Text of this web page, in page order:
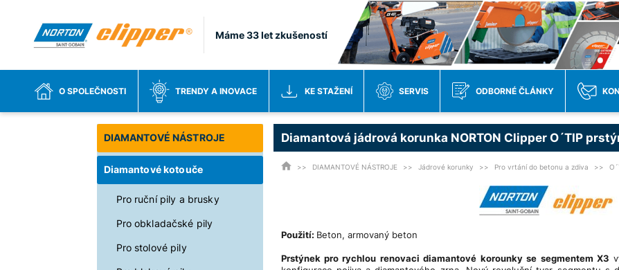
Máme 33 let zkušeností
O SPOLEČNOSTI TRENDY A INOVACE KE STAŽENÍ SERVIS ODBORNÉ ČLÁNKY
DIAMANTOVÉ NÁSTROJE
Diamantové kotouče
Pro ruční pily a brusky
Pro obkladačské pily
Pro stolové pily
Diamantová jádrová korunka NORTON Clipper O´TIP
DIAMANTOVÉ NÁSTROJE Jádrové korunky Pro vrtání do betonu a zdiva
Použití: Beton, armovaný beton
Prstýnek pro rychlou renovaci diamantové korounky se segmentem X3